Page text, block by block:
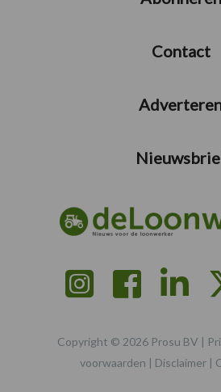
Contact
Copyright © 2026 Prosu BV |
voorwaarden | Disclaimer |